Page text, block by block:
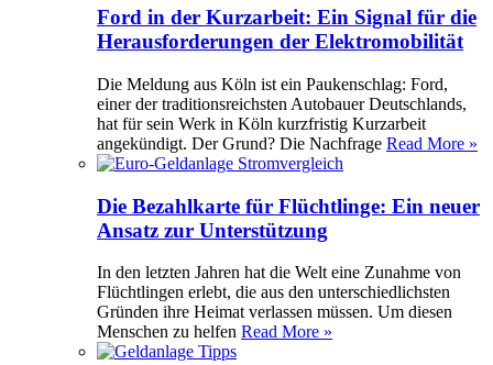
Ford in der Kurzarbeit: Ein Signal für die
Herausforderungen der Elektromobilität
Die Meldung aus Köln ist ein Paukenschlag: Ford,
einer der traditionsreichsten Autobauer Deutschlands,
hat für sein Werk in Köln kurzfristig Kurzarbeit
angekündigt. Der Grund? Die Nachfrage Read More »
Die Bezahlkarte für Flüchtlinge: Ein neuer
Ansatz zur Unterstützung
In den letzten Jahren hat die Welt eine Zunahme von
Flüchtlingen erlebt, die aus den unterschiedlichsten
Gründen ihre Heimat verlassen müssen. Um diesen
Menschen zu helfen Read More »